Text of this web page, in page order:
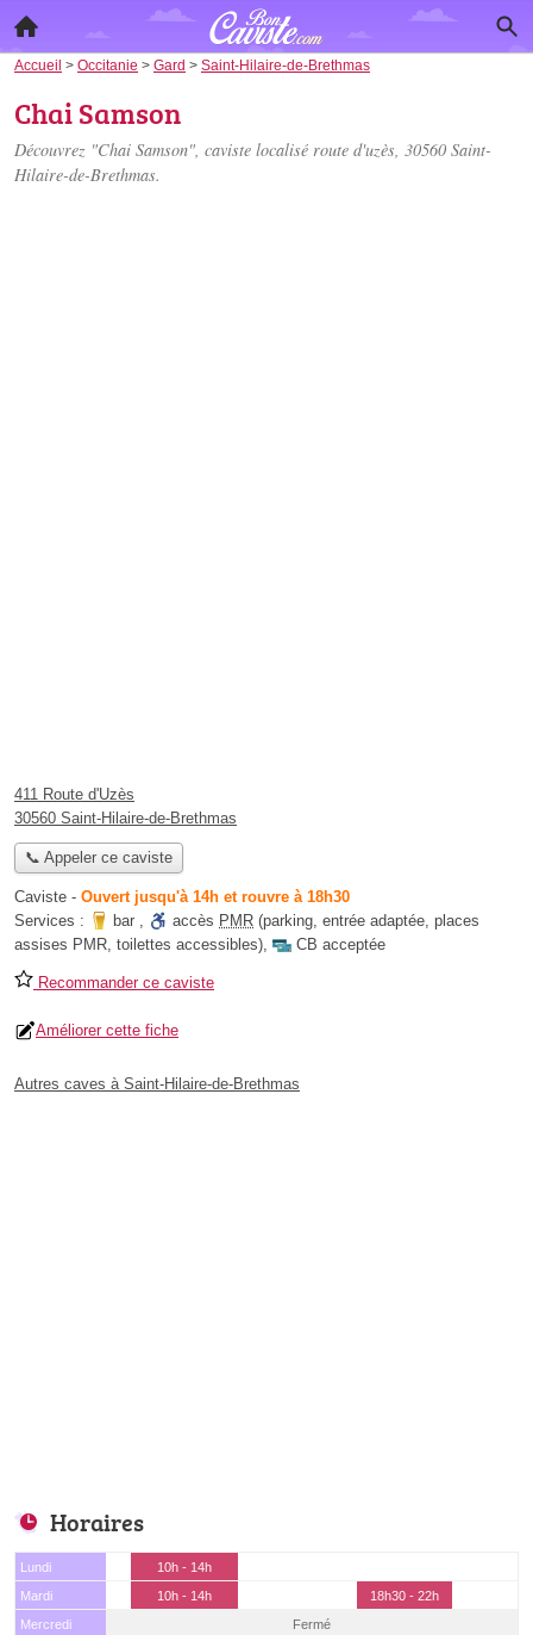
Accueil > Occitanie > Gard > Saint-Hilaire-de-Brethmas
Chai Samson
Découvrez "Chai Samson", caviste localisé route d'uzès, 30560 Saint-
Hilaire-de-Brethmas.
411 Route d'Uzès
30560 Saint-Hilaire-de-Brethmas
📞 Appeler ce caviste
Caviste - Ouvert jusqu'à 14h et rouvre à 18h30
Services :
bar , accès PMR (parking, entrée adaptée, places
assises PMR, toilettes accessibles), CB acceptée
Recommander ce caviste
Améliorer cette fiche
Autres caves à Saint-Hilaire-de-Brethmas
Horaires
Lundi
10h - 14h
Mardi
10h - 14h
18h30 - 22h
Mercredi
Fermé